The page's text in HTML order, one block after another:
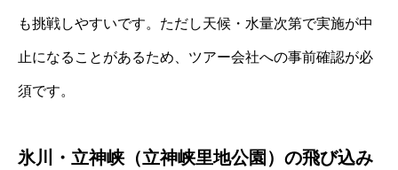
も挑戦しやすいです。ただし天候・水量次第で実施が中
止になることがあるため、ツアー会社への事前確認が必
須です。
氷川・立神峡（立神峡里地公園）の飛び込み